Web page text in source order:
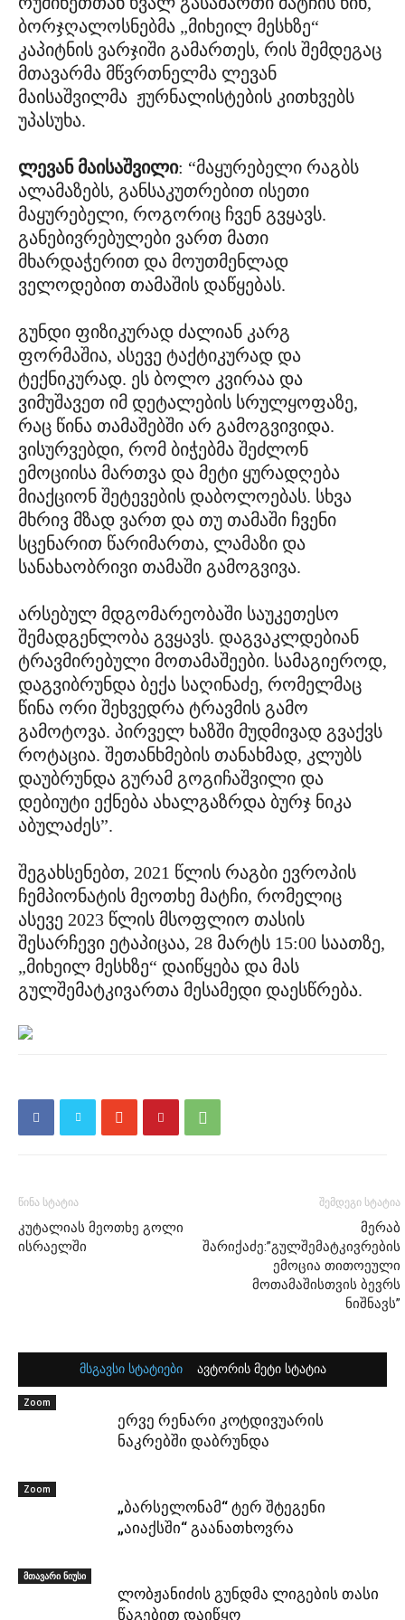
ბორჯღალოსნებმა „მიხეილ მესხზე“
კაპიტნის ვარჯიში გამართეს, რის შემდეგაც
მთავარმა მწვრთნელმა ლევან
მაისაშვილმა ჟურნალისტების კითხვებს
უპასუხა.
ლევან მაისაშვილი: “მაყურებელი რაგბს
ალამაზებს, განსაკუთრებით ისეთი
მაყურებელი, როგორიც ჩვენ გვყავს.
განებივრებულები ვართ მათი
მხარდაჭერით და მოუთმენლად
ველოდებით თამაშის დაწყებას.
გუნდი ფიზიკურად ძალიან კარგ
ფორმაშია, ასევე ტაქტიკურად და
ტექნიკურად. ეს ბოლო კვირაა და
ვიმუშავეთ იმ დეტალების სრულყოფაზე,
რაც წინა თამაშებში არ გამოგვივიდა.
ვისურვებდი, რომ ბიჭებმა შეძლონ
ემოციისა მართვა და მეტი ყურადღება
მიაქციონ შეტევების დაბოლოებას. სხვა
მხრივ მზად ვართ და თუ თამაში ჩვენი
სცენარით წარიმართა, ლამაზი და
სანახაობრივი თამაში გამოგვივა.
არსებულ მდგომარეობაში საუკეთესო
შემადგენლობა გვყავს. დაგვაკლდებიან
ტრავმირებული მოთამაშეები. სამაგიეროდ,
დაგვიბრუნდა ბექა საღინაძე, რომელმაც
წინა ორი შეხვედრა ტრავმის გამო
გამოტოვა. პირველ ხაზში მუდმივად გვაქვს
როტაცია. შეთანხმების თანახმად, კლუბს
დაუბრუნდა გურამ გოგიჩაშვილი და
დებიუტი ექნება ახალგაზრდა ბურჯ ნიკა
აბულაძეს”.
შეგახსენებთ, 2021 წლის რაგბი ევროპის
ჩემპიონატის მეოთხე მატჩი, რომელიც
ასევე 2023 წლის მსოფლიო თასის
შესარჩევი ეტაპიცაა, 28 მარტს 15:00 საათზე,
„მიხეილ მესხზე“ დაიწყება და მას
გულშემატკივართა მესამედი დაესწრება.
წინა სტატია
კუტალიას მეოთხე გოლი
ისრაელში
შემდეგი სტატია
მერაბ
შარიქაძე:”გულშემატკივრების
ემოცია თითოეული
მოთამაშისთვის ბევრს
ნიშნავს”
მსგავსი სტატიები ავტორის მეტი სტატია
Zoom
ერვე რენარი კოტდივუარის
ნაკრებში დაბრუნდა
Zoom
„ბარსელონამ“ ტერ შტეგენი
„აიაქსში“ გაანათხოვრა
მთავარი ნიუსი
ლობჟანიძის გუნდმა ლიგების თასი
წაგებით დაიწყო